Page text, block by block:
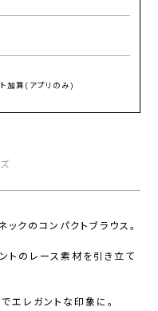
加算(アプリのみ)
クのコンパクトブラウス。
トのレース素材を引き立て
エレガントな印象に。